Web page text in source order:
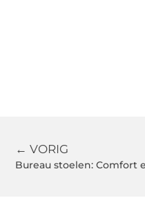
← VORIG
Bureau stoelen: